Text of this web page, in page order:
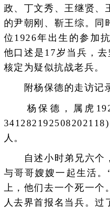
政、丁文秀、王继贤、
的尹朝刚、靳王综。同
位1926年出生的参加
他口述是17岁当兵，
核定为疑似抗战老兵。
附杨保德的走访记
杨保德，属虎
人。
自述小时弟兄六个，
与哥哥嫂嫂一起生活
上，他们去一个死一
人去界首报名当兵。过